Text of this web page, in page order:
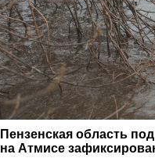
Пензенская область
на Атмисе